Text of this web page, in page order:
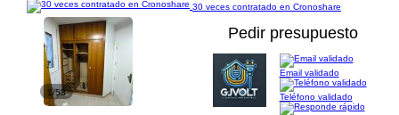
30 veces contratado en Cronoshare
1/53
Pedir presupuesto
Email validado
Teléfono validado